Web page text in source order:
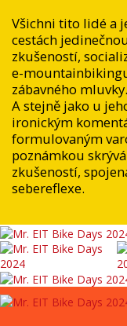
Všichni tito lidé a
cestách
zkušeností,
e-
zábavného mluvky.
A stejně jako u
ironickým
formulovaným
poznámkou
zkušeností,
sebereflexe.